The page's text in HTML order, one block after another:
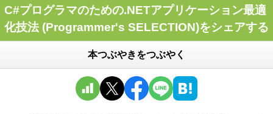
C#プログラマのための.NETアプリケーション最適
化技法 (Programmer's SELECTION)をシェアする
本つぶやきをつぶやく